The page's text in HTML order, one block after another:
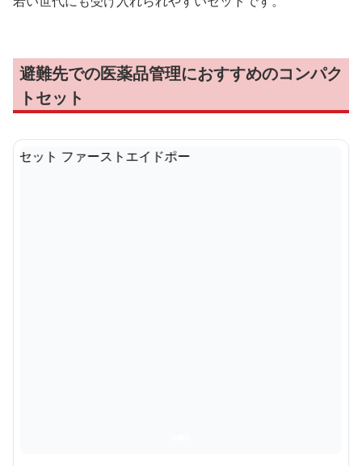
避難先での医薬品管理におすすめのコンパク
トセット